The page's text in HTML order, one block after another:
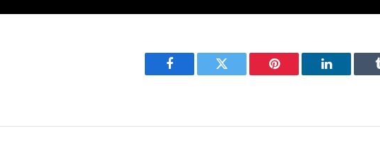
Facebook Twitter Pinterest LinkedIn